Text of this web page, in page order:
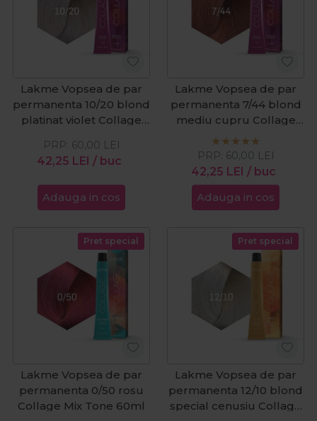
Lakme Vopsea de par
permanenta 10/20 blond
platinat violet Collage
42,25 LEI / buc
PRP: 60,00 LEI
Adauga in cos
Lakme Vopsea de par
permanenta 7/44 blond
mediu cupru Collage
60ml
42,25 LEI / buc
PRP: 60,00 LEI
Adauga in cos
Pret special
Lakme Vopsea de par
permanenta 0/50 rosu
Collage Mix Tone 60ml
Pret special
Lakme Vopsea de par
permanenta 12/10 blond
special cenusiu Collage